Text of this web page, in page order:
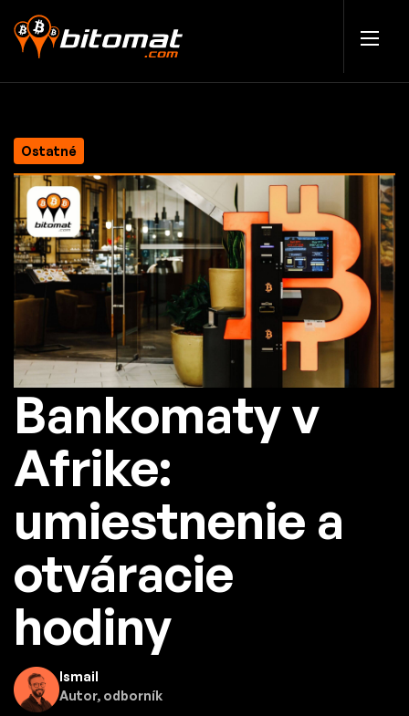
Ostatné
Bankomaty v
Afrike:
umiestnenie a
otváracie
hodiny
Ismail
Autor, odborník